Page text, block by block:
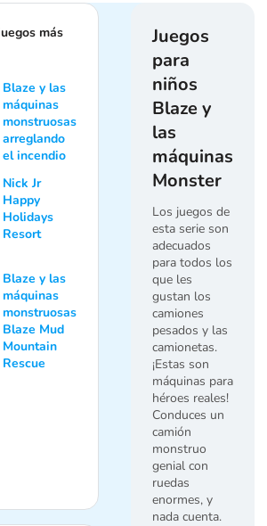
Juegos
para
niños
Blaze y
las
máquinas
Monster
Los juegos de
esta serie son
adecuados
para todos los
que les
gustan los
camiones
pesados y las
camionetas.
¡Estas son
máquinas para
héroes reales!
Conduces un
camión
monstruo
genial con
ruedas
enormes, y
nada cuenta.
más
Blaze y las
máquinas
monstruosas
arreglando
el incendio
Nick Jr
Happy
Holidays
Resort
Blaze y las
máquinas
monstruosas
Blaze Mud
Mountain
Rescue